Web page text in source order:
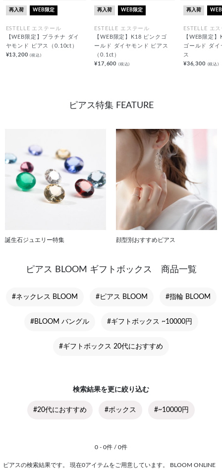
再入荷 WEB限定
ESTELLE エステール
【WEB限定】プラチナ ダイ
ヤモンド ピアス（0.10ct）
¥13,200(税込)
再入荷 WEB限定
ESTELLE エステール
【WEB限定】K18 ピンクゴ
ールド ダイヤモンド ピアス
（0.1ct）
¥17,600 (税込)
再入荷
ESTELLE エ
【WEB限定
ゴールド ダ
ス
¥36,300 (税込)
ピアス特集 FEATURE
誕生石ジュエリー特集 顔型別おすすめピアス
ピアス BLOOM ギフトボックス 商品一覧
#ネックレス BLOOM #ピアス BLOOM #指輪 BLOOM
#BLOOM バングル #ギフトボックス ~10000円
#ギフトボックス 20代におすすめ
検索結果を更に絞り込む
#20代におすすめ #ボックス #~10000円
0 - 0件 / 0件
ピアスの検索結果です。 現在0アイテムをご用意しています。 BLOOM ONLINE